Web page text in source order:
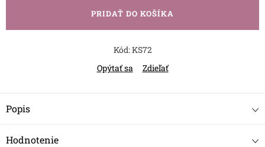
PRIDAŤ DO KOŠÍKA
Kód:KS72
Opýtať sa
Zdieľať
Popis
Hodnotenie